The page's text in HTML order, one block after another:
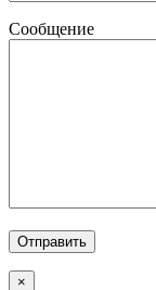
Сообщение
×